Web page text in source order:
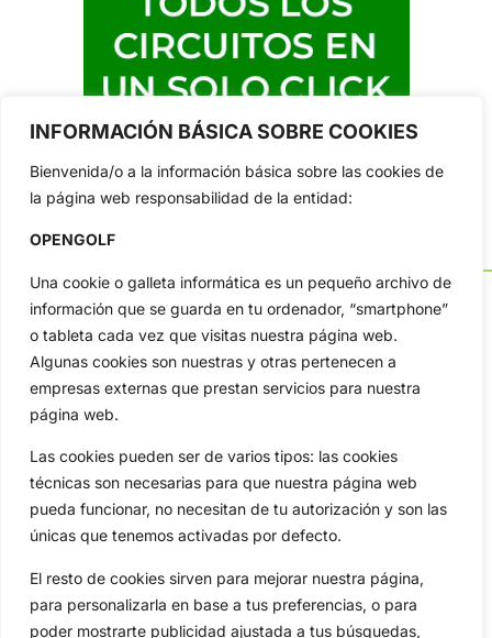
INFORMACIÓN BÁSICA SOBRE COOKIES
Bienvenida/o a la información básica sobre las cookies de
la página web responsabilidad de la entidad:
OPENGOLF
Una cookie o galleta informática es un pequeño archivo de
información que se guarda en tu ordenador, “smartphone”
o tableta cada vez que visitas nuestra página web.
Algunas cookies son nuestras y otras pertenecen a
empresas externas que prestan servicios para nuestra
página web.
Las cookies pueden ser de varios tipos: las cookies
técnicas son necesarias para que nuestra página web
pueda funcionar, no necesitan de tu autorización y son las
únicas que tenemos activadas por defecto.
El resto de cookies sirven para mejorar nuestra página,
para personalizarla en base a tus preferencias, o para
poder mostrarte publicidad ajustada a tus búsquedas,
OpenGolf ofrece toda la actualidad, información del golf
profesional y amateur, resultados en directo, vídeos, noticias,
Jon Rahm, LIV Golf, PGA Tour, Ryder Cup, DP World Tour, LPGA
Categorias
Inicio
Actualidad
Circuitos
Especiales
Jon Rahm
Ryder Cup
Vídeos
De Interés